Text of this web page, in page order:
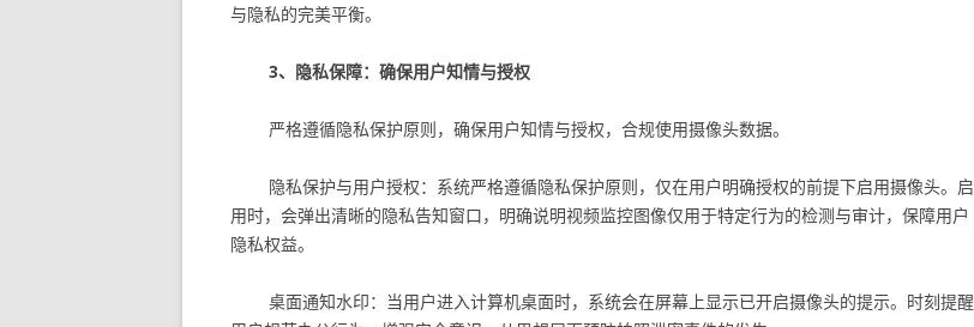
与隐私的完美平衡。
3、隐私保障：确保用户知情与授权
严格遵循隐私保护原则，确保用户知情与授权，合规使用摄像头数据。
隐私保护与用户授权：系统严格遵循隐私保护原则，仅在用户明确授权的前提下启用摄像头。启
用时，会弹出清晰的隐私告知窗口，明确说明视频监控图像仅用于特定行为的检测与审计，保障用户
隐私权益。
桌面通知水印：当用户进入计算机桌面时，系统会在屏幕上显示已开启摄像头的提示。时刻提醒